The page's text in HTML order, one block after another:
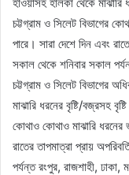
চট্টগ্রাম ও সিলেট বিভাগের
পারে। সারা দেশে দিন এবং
সকাল থেকে শনিবার সকাল
চট্টগ্রাম ও সিলেট বিভাগের
মাঝারি ধরনের বৃষ্টি/বজ্রসহ
কোথাও কোথাও মাঝারি ধরনের
রাতের তাপমাত্রা প্রায়
পর্যন্ত রংপুর, রাজশাহী, ঢাকা,